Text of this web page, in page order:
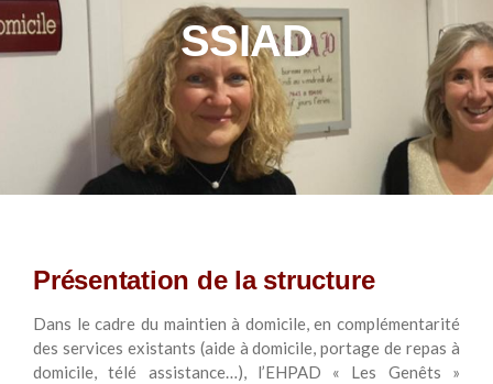
SSIAD
Présentation de la structure
Dans le cadre du maintien à domicile, en complémentarité
des services existants (aide à domicile, portage de repas à
domicile, télé assistance…), l’EHPAD « Les Genêts »